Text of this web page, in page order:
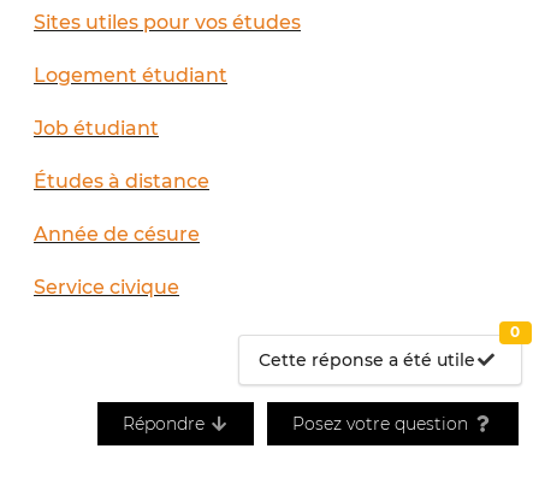
Sites utiles pour vos études
Logement étudiant
Job étudiant
Études à distance
Année de césure
Service civique
Cette réponse a été utile
0
Répondre Posez votre question